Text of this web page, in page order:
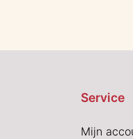
Service
Mijn